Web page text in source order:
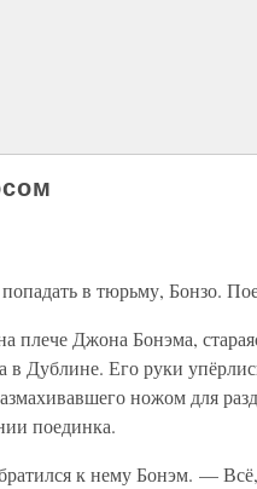
в тюрьму, Бонзо.
плече Джона Бонэма,
в Дублине. Его руки
ножом для
поединка.
к нему Бонэм. — Всё,